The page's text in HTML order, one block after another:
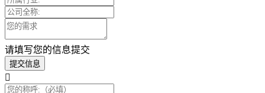
请填写您的信息提交
提交信息